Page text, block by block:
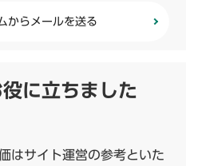
からメールを送る
に立ちました
はサイト運営の参考といた